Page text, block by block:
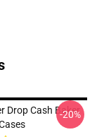
Drop Cash Baker
-20%